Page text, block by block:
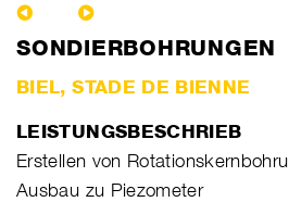
SONDIERBOHRUNGEN
BIEL, STADE DE BIENNE
LEISTUNGSBESCHRIEB
Erstellen von
Ausbau zu Piezometer